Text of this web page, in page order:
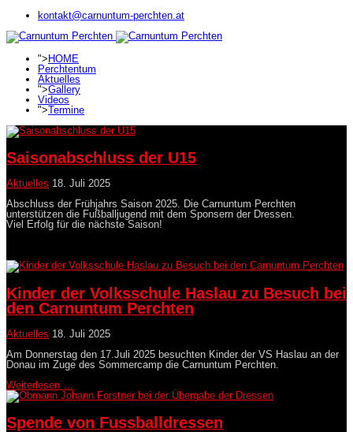
kontakt@carnuntum-perchten.at
"> HOME
Perchtentum
Aktuelles
">Gallery
Videos
">Termine
Saisonabschluss der U15
Aktuelles 18. Juli 2025
Abschluss der Frühjahrs Saison 2025. Die Carnuntum Perchten
unterstützen die Fußballjugend mit dem Sponsern der Dressen.
Viel Erfolg für die nächste Saison!
Kinder der Volksschule Haslau zu Besuch bei
den Carnuntum Perchten
Aktuelles 18. Juli 2025
Am Donnerstag den 17.Juli 2025 besuchten Kinder der VS Haslau an der
Donau im Zuge des Sommercamp die Carnuntum Perchten.
Weiterlesen …
Spende von Fussballdressen